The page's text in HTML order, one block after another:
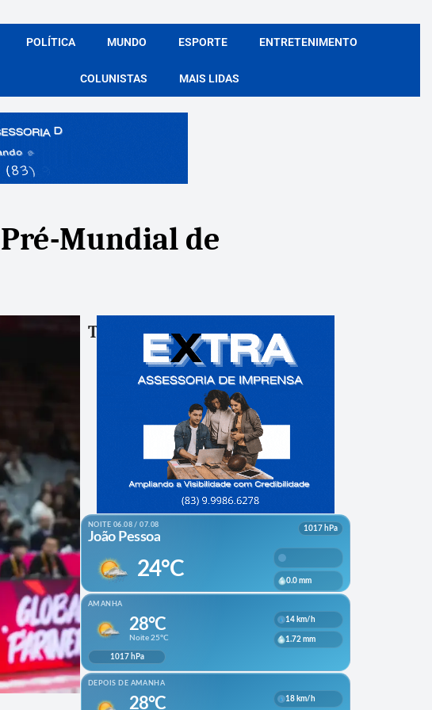
POLÍTICA MUNDO ESPORTE ENTRETENIMENTO
COLUNISTAS MAIS LIDAS
Mundial de
Tags:Compartile: